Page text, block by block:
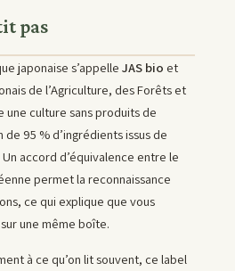
pas
japonaise s’appelle JAS bio et
de l’Agriculture, des Forêts et
une culture sans produits de
95 % d’ingrédients issus de
accord d’équivalence entre le
permet la reconnaissance
ce qui explique que vous
une même boîte.
à ce qu’on lit souvent, ce label